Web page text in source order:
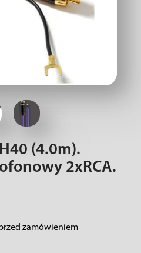
(4.0m).
2xRCA.
zamówieniem